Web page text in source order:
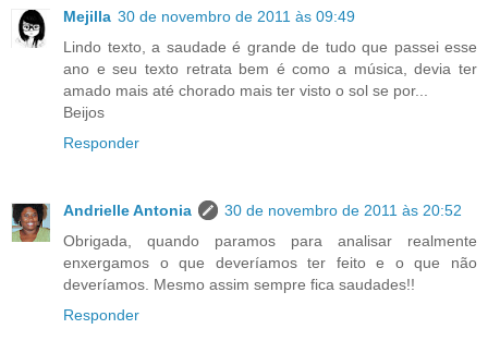
Mejilla 30 de novembro de 2011 às 09:49
Lindo texto, a saudade é grande de tudo que passei esse
ano e seu texto retrata bem é como a música, devia ter
amado mais até chorado mais ter visto o sol se por...
Beijos
Responder
Andrielle Antonia
30 de novembro de 2011 às 20:52
Obrigada, quando paramos para analisar realmente
enxergamos o que deveríamos ter feito e o que não
deveríamos. Mesmo assim sempre fica saudades!!
Responder